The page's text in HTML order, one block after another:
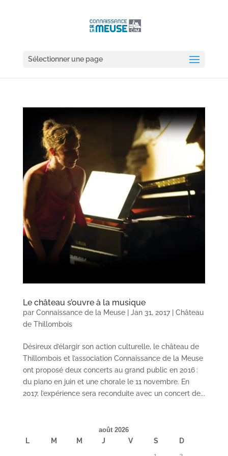
Sélectionner une page
Le château s’ouvre à la musique
par Connaissance de la Meuse| Jan 31, 2017| Château
de Thillombois
Désireux d’élargir son action culturelle, le château de
Thillombois et l’association Connaissance de la Meuse
ont proposé deux concerts au grand public en 2016 :
du piano en juin et une chorale le 11 novembre. En
2017, l’expérience sera reconduite avec un concert de...
août 2026
L M M J V S
D